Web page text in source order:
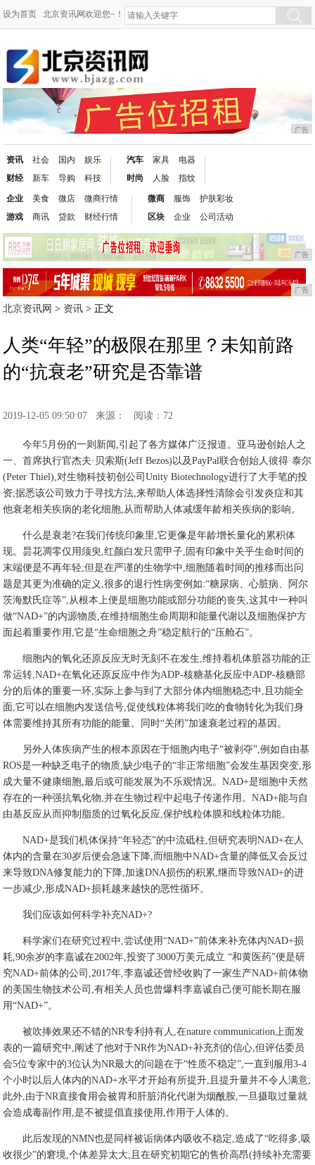
设为首页 北京资讯网欢迎您~！
广告
资讯
财经
社会
新车
国内
导购
娱乐
科技
汽车
时尚
家具
人脸
电器
指纹
企业
游戏
美食
商讯
微店
贷款
微商行情
财经行情
微商
区块
服饰
企业
护肤彩妆
公司活动
广告
广告
北京资讯网 > 资讯 > 正文
人类“年轻”的极限在那里？未知前路
的“抗衰老”研究是否靠谱
2019-12-05 09:50:07 来源： 阅读：72
今年5月份的一则新闻,引起了各方媒体广泛报道。亚马逊创始人之
一、首席执行官杰夫·贝索斯(Jeff Bezos)以及PayPal联合创始人彼得·泰尔
(Peter Thiel),对生物科技初创公司Unity Biotechnology进行了大手笔的投
资;据悉该公司致力于寻找方法,来帮助人体选择性清除会引发炎症和其
他衰老相关疾病的老化细胞,从而帮助人体减缓年龄相关疾病的影响。
什么是衰老?在我们传统印象里,它更像是年龄增长量化的累积体
现。昙花凋零仅用须臾,红颜白发只需甲子,固有印象中关乎生命时间的
末端便是不再年轻;但是在严谨的生物学中,细胞随着时间的推移而出问
题是其更为准确的定义,很多的退行性病变例如:“糖尿病、心脏病、阿尔
茨海默氏症等”,从根本上便是细胞功能或部分功能的丧失,这其中一种叫
做“NAD+”的内源物质,在维持细胞生命周期和能量代谢以及细胞保护方
面起着重要作用,它是“生命细胞之舟”稳定航行的“压舱石”。
细胞内的氧化还原反应无时无刻不在发生,维持着机体脏器功能的正
常运转,NAD+在氧化还原反应中作为ADP-核糖基化反应中ADP-核糖部
分的后体的重要一环,实际上参与到了大部分体内细胞稳态中,且功能全
面,它可以在细胞内发送信号,促使线粒体将我们吃的食物转化为我们身
体需要维持其所有功能的能量。同时“关闭”加速衰老过程的基因。
另外人体疾病产生的根本原因在于细胞内电子“被剥夺”,例如自由基
ROS是一种缺乏电子的物质,缺少电子的“非正常细胞”会发生基因突变,形
成大量不健康细胞,最后或可能发展为不乐观情况。NAD+是细胞中天然
存在的一种强抗氧化物,并在生物过程中起电子传递作用。NAD+能与自
由基反应从而抑制脂质的过氧化反应,保护线粒体膜和线粒体功能。
NAD+是我们机体保持“年轻态”的中流砥柱,但研究表明NAD+在人
体内的含量在30岁后便会急速下降,而细胞中NAD+含量的降低又会反过
来导致DNA修复能力的下降,加速DNA损伤的积累,继而导致NAD+的进
一步减少,形成NAD+损耗越来越快的恶性循环。
我们应该如何科学补充NAD+?
科学家们在研究过程中,尝试使用“NAD+”前体来补充体内NAD+损
耗,90余岁的李嘉诚在2002年,投资了3000万美元成立 “和黄医药”便是研
究NAD+前体的公司,2017年,李嘉诚还曾经收购了一家生产NAD+前体物
的美国生物技术公司,有相关人员也曾爆料李嘉诚自己便可能长期在服
用“NAD+”。
被吹捧效果还不错的NR专利持有人,在nature communication上面发
表的一篇研究中,阐述了他对于NR作为NAD+补充剂的信心,但评估委员
会5位专家中的3位认为NR最大的问题在于“性质不稳定”,一直到服用3-4
个小时以后人体内的NAD+水平才开始有所提升,且提升量并不令人满意;
此外,由于NR直接食用会被胃和肝脏消化代谢为烟酰胺,一旦摄取过量就
会造成毒副作用,是不被提倡直接使用,作用于人体的。
此后发现的NMN也是同样被诟病体内吸收不稳定,造成了“吃得多,吸
收很少”的窘境,个体差异太大;且在研究初期它的售价高昂(持续补充需要